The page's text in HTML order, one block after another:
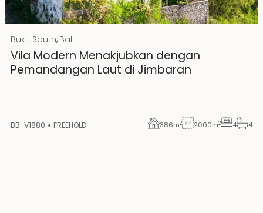
Rp 20000000000
IDR
Hak Milik
Bukit South,Bali
Vila Modern Menakjubkan dengan
Pemandangan Laut di Jimbaran
BB-V1880 FREEHOLD 386m2 2000m2 4 4